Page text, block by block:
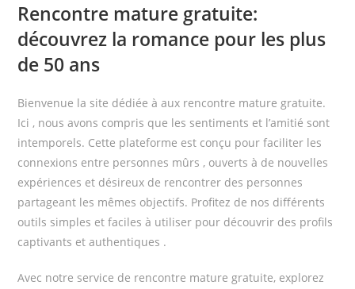
Rencontre mature gratuite:
découvrez la romance pour les plus
de 50 ans
Bienvenue la site dédiée à aux rencontre mature gratuite.
Ici , nous avons compris que les sentiments et l’amitié sont
intemporels. Cette plateforme est conçu pour faciliter les
connexions entre personnes mûrs , ouverts à de nouvelles
expériences et désireux de rencontrer des personnes
partageant les mêmes objectifs. Profitez de nos différents
outils simples et faciles à utiliser pour découvrir des profils
captivants et authentiques .
Avec notre service de rencontre mature gratuite, explorez